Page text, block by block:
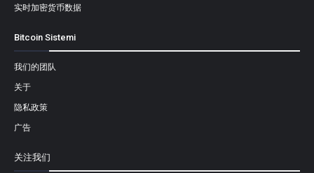
实时加密货币数据
Bitcoin Sistemi
我们的团队
关于
隐私政策
广告
关注我们